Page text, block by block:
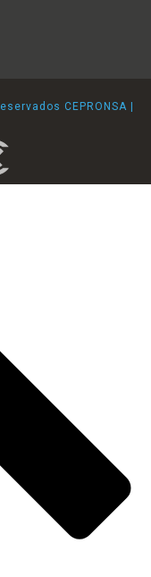
CEPRONSA |